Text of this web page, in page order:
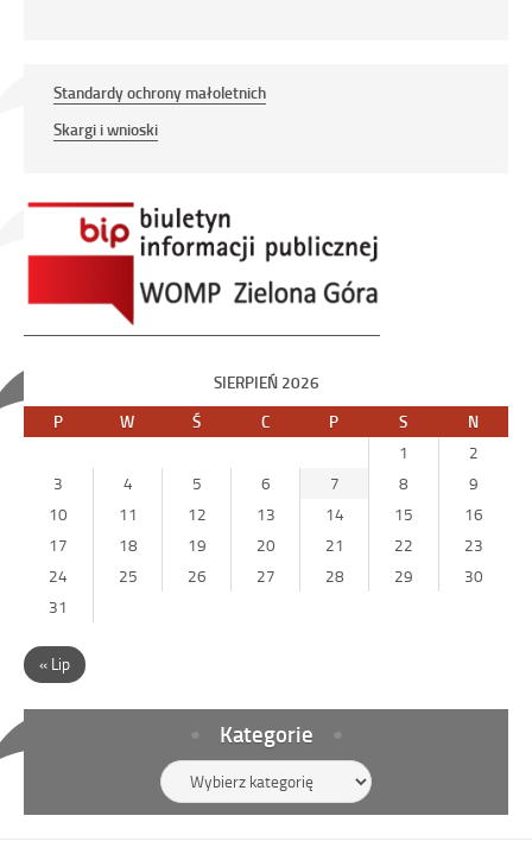
Standardy ochrony małoletnich
Skargi i wnioski
SIERPIEŃ 2026
P
W Ś C P S N
« Lip
1
2
3
4 5 6 7 8
9
10
11 12 13 14 15
16
17
18 19 20 21 22
23
24
25 26 27 28 29
30
31
Kategorie